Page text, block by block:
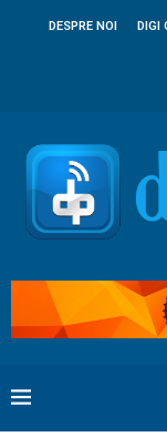
DESPRE NOI DIGI